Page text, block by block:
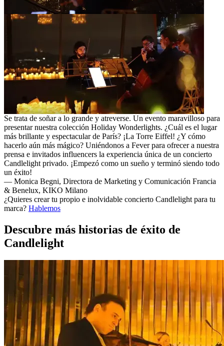
Se trata de soñar a lo grande y atreverse. Un evento maravilloso para
presentar nuestra colección Holiday Wonderlights. ¿Cuál es el lugar
más brillante y espectacular de París? ¡La Torre Eiffel! ¿Y cómo
hacerlo aún más mágico? Uniéndonos a Fever para ofrecer a nuestra
prensa e invitados influencers la experiencia única de un concierto
Candlelight privado. ¡Empezó como un sueño y terminó siendo todo
un éxito!
— Monica Begni, Directora de Marketing y Comunicación Francia
& Benelux, KIKO Milano
¿Quieres crear tu propio e inolvidable concierto Candlelight para tu
marca? Hablemos
Descubre más historias de éxito de
Candlelight